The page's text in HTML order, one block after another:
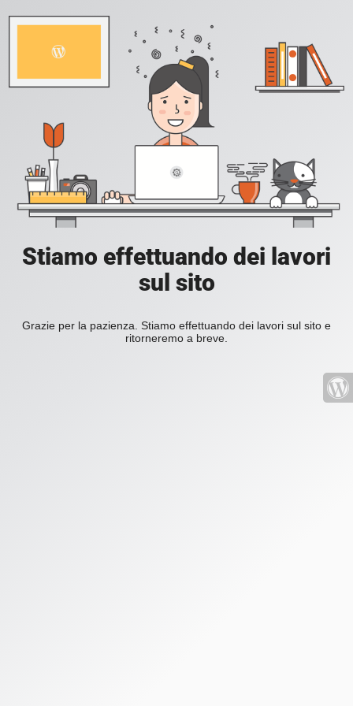
Stiamo effettuando dei lavori
sul sito
Grazie per la pazienza. Stiamo effettuando dei lavori sul sito e
ritorneremo a breve.